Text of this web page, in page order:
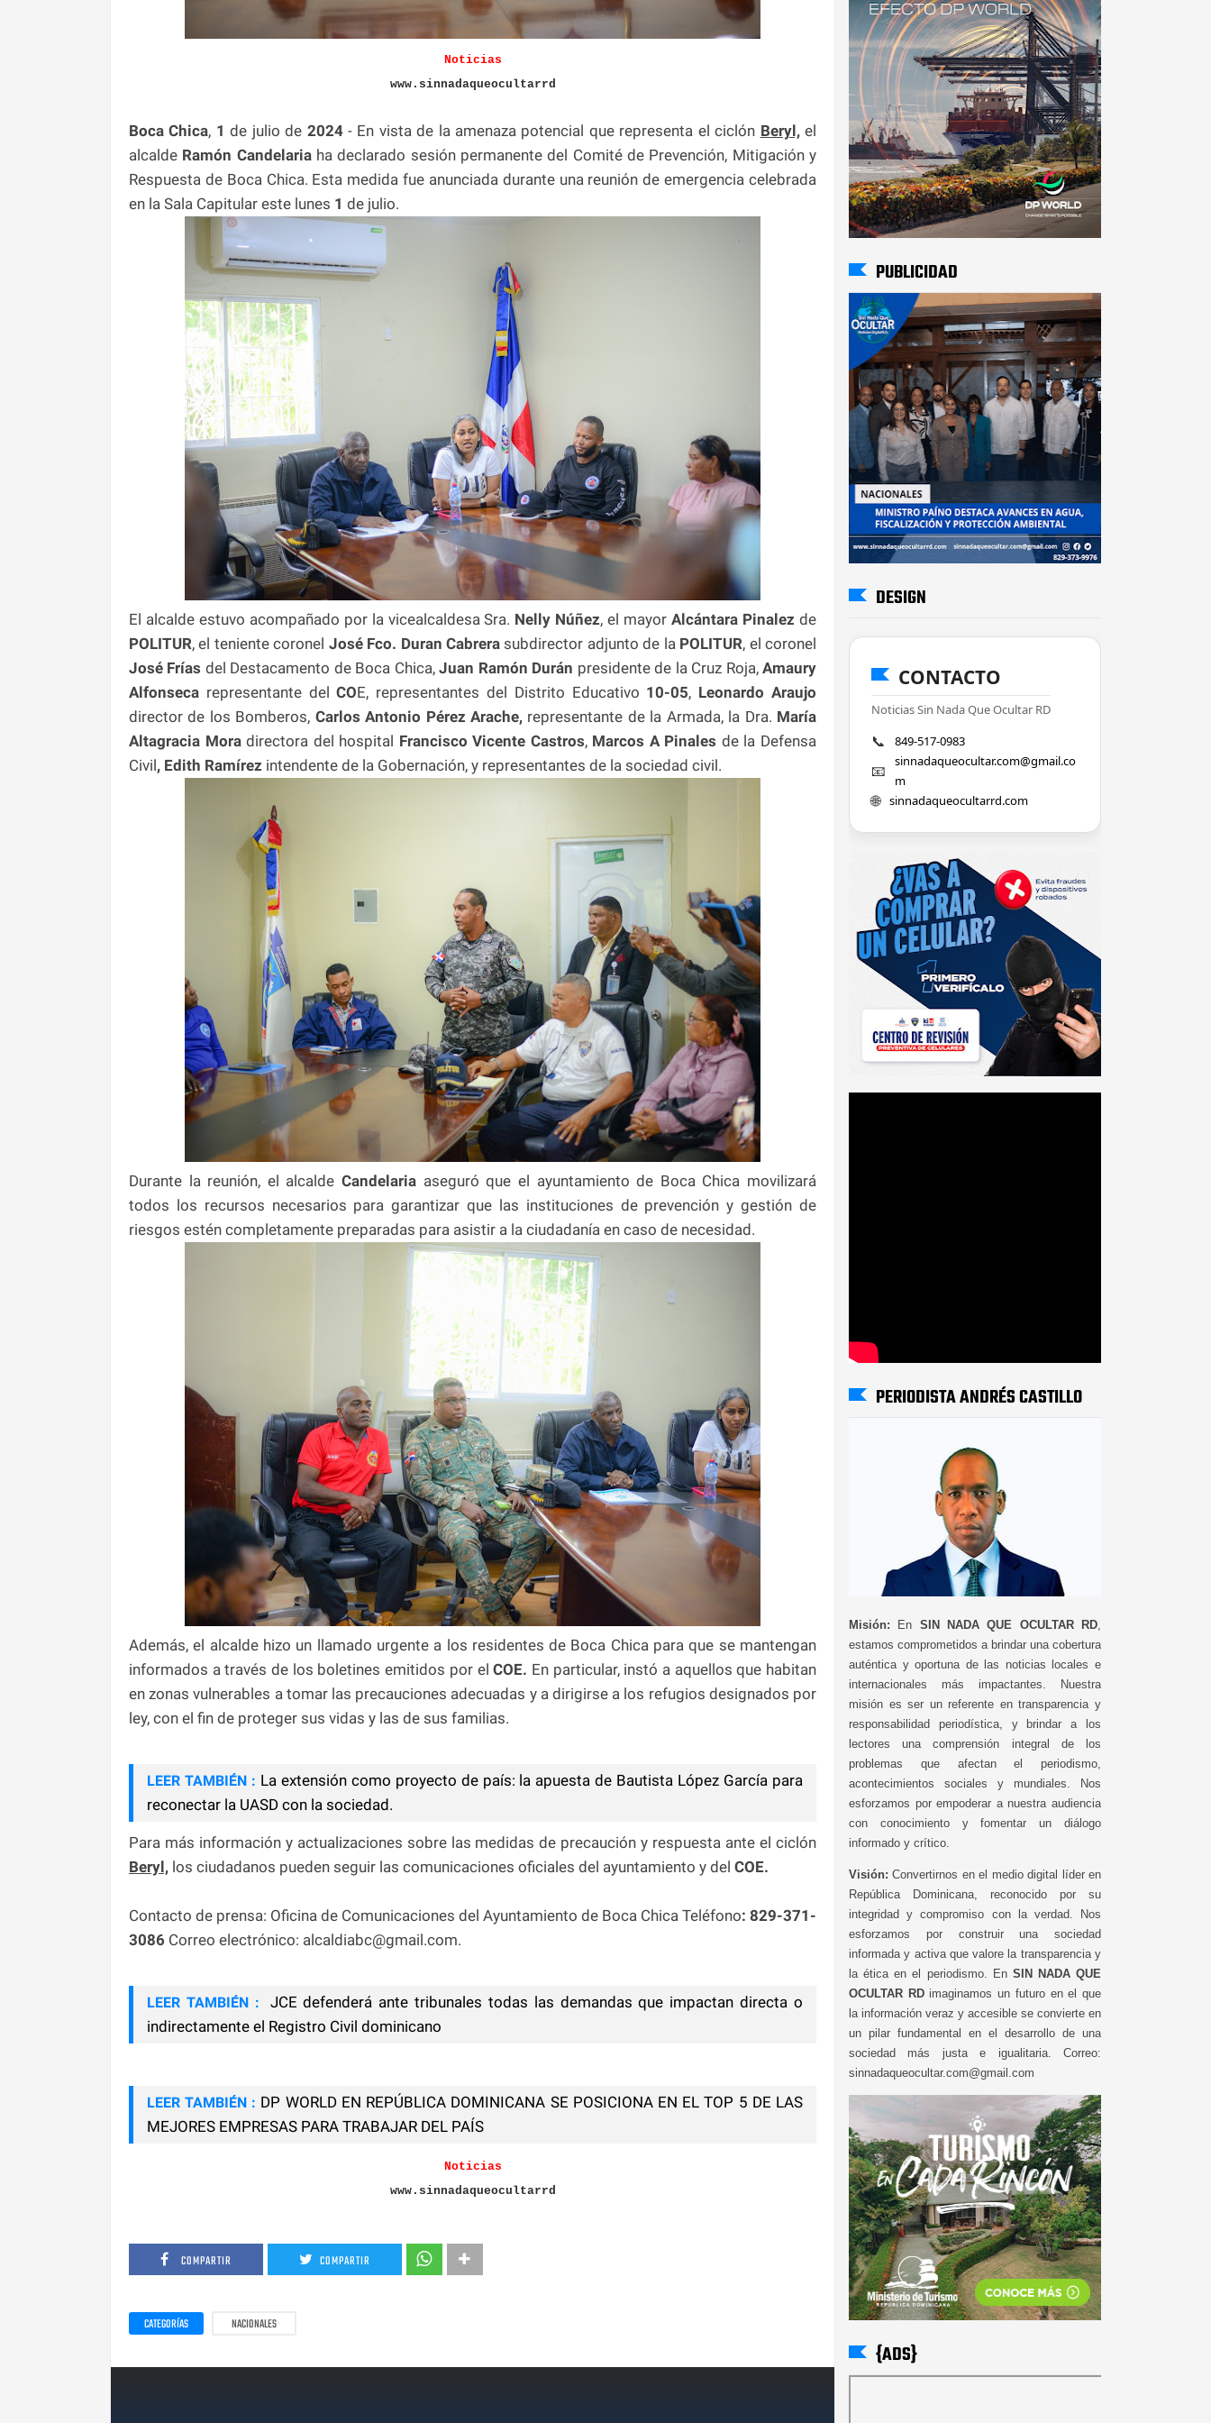
Noticias
www.sinnadaqueocultarrd
Boca Chica, 1de julio de 2024- En vista de la amenaza potencial que representa el ciclón Beryl,el
alcalde Ramón Candelariaha declarado sesión permanente del Comité de Prevención, Mitigación y
Respuesta de Boca Chica. Esta medida fue anunciada durante una reunión de emergencia celebrada
en la Sala Capitular este lunes 1 de julio.
El alcalde estuvo acompañado por la vicealcaldesa Sra. Nelly Núñez, el mayorAlcántara Pinalez de
POLITUR, el teniente coronel José Fco. Duran Cabrera subdirector adjunto de la POLITUR, el coronel
José Frías del Destacamento de Boca Chica,Juan Ramón Durán presidente de la Cruz Roja,Amaury
Alfonseca representante delCOE, representantes del Distrito Educativo 10-05, Leonardo Araujo
director de los Bomberos, Carlos Antonio Pérez Arache, representante de la Armada, la Dra. María
Altagracia Moradirectora del hospital Francisco Vicente Castros, Marcos A Pinales de la Defensa
Civil, Edith Ramírez intendente de la Gobernación, y representantes de la sociedad civil.
Durante la reunión, el alcaldeCandelaria aseguró que el ayuntamiento de Boca Chica movilizará
todos los recursos necesarios para garantizar que las instituciones de prevención y gestión de
riesgos estén completamente preparadas para asistir a la ciudadanía en caso de necesidad.
Además, el alcalde hizo un llamado urgente a los residentes de Boca Chica para que se mantengan
informados a través de los boletines emitidos por elCOE. En particular, instó a aquellos que habitan
en zonas vulnerables a tomar las precauciones adecuadas y a dirigirse a los refugios designados por
ley, con el fin de proteger sus vidas y las de sus familias.
LEER TAMBIÉN : La extensión como proyecto de país: la apuesta de Bautista López García para
reconectar la UASD con la sociedad.
Para más información y actualizaciones sobre las medidas de precaución y respuesta ante el ciclón
Beryl, los ciudadanos pueden seguir las comunicaciones oficiales del ayuntamiento y del COE.
Contacto de prensa: Oficina de Comunicaciones del Ayuntamiento de Boca Chica Teléfono: 829-371-
3086 Correo electrónico: alcaldiabc@gmail.com.
LEER TAMBIÉN :
JCE defenderá ante tribunales todas las demandas que impactan directa o
indirectamente el Registro Civil dominicano
LEER TAMBIÉN : DP WORLD EN REPÚBLICA DOMINICANA SE POSICIONA EN EL TOP 5 DE LAS
MEJORES EMPRESAS PARA TRABAJAR DEL PAÍS
Noticias
www.sinnadaqueocultarrd
COMPARTIR COMPARTIR
CATEGORÍAS NACIONALES
PUBLICIDAD
DESIGN
CONTACTO
Noticias Sin Nada Que Ocultar RD
📞 849-517-0983
📧
sinnadaqueocultar.com@gmail.co
m
🌐 sinnadaqueocultarrd.com
PERIODISTA ANDRÉS CASTILLO
Misión: En SIN NADA QUE OCULTAR RD
estamos comprometidos a brindar una cobertura
auténtica y oportuna de las noticias locales e
internacionales más impactantes. Nuestra
misión es ser un referente en transparencia y
responsabilidad periodística, y brindar a los
lectores una comprensión integral de los
problemas que afectan el periodismo,
acontecimientos sociales y mundiales. Nos
esforzamos por empoderar a nuestra audiencia
con conocimiento y fomentar un diálogo
informado y crítico.
Visión: Convertirnos en el medio digital líder en
República Dominicana, reconocido por su
integridad y compromiso con la verdad. Nos
esforzamos por construir una sociedad
informada y activa que valore la transparencia y
la ética en el periodismo. En SIN NADA QUE
OCULTAR RDimaginamos un futuro en el que
la información veraz y accesible se convierte en
un pilar fundamental en el desarrollo de una
sociedad más justa e igualitaria. Correo:
sinnadaqueocultar.com@gmail.com
{ADS}